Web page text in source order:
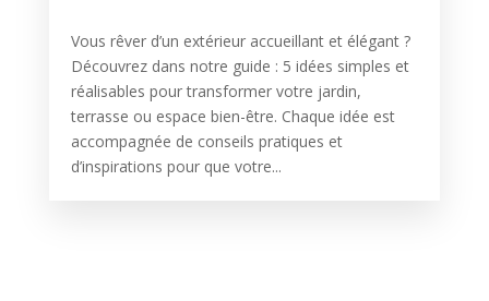
Vous rêver d’un extérieur accueillant et élégant ?
Découvrez dans notre guide : 5 idées simples et
réalisables pour transformer votre jardin,
terrasse ou espace bien-être. Chaque idée est
accompagnée de conseils pratiques et
d’inspirations pour que votre...